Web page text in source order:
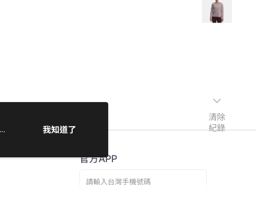
官方APP
清除
紀錄
我知道了